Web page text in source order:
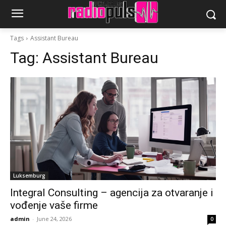
Tags Assistant Bureau
Tag: Assistant Bureau
Luksemburg
Integral Consulting – agencija za otvaranje i
vođenje vaše firme
admin - June 24, 2026 0